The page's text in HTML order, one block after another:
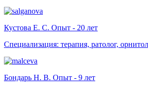
Кустова Е. С. Опыт - 20 лет
Специализация: терапия, ратолог,
Бондарь Н. В. Опыт - 9 лет